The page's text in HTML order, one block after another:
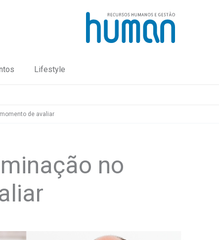
Lifestyle
de avaliar
no